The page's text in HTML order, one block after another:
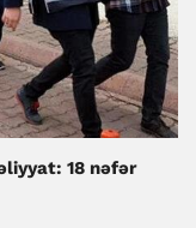
18 nəfər